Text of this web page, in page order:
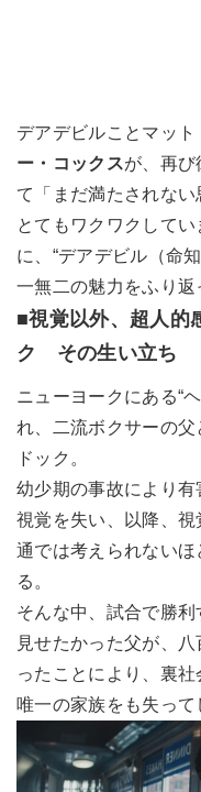
デアデビルことマッ
ー・コックスが、再び
て「まだ満たされない
とてもワクワクして
に、“デアデビル（命
一無二の魅力をふり返
■視覚以外、超人的
ク その生い立ち
ニューヨークにある“
れ、二流ボクサーの
ドック。
幼少期の事故により
視覚を失い、以降、
通では考えられない
る。
そんな中、試合で勝
見せたかった父が、
ったことにより、裏
唯一の家族をも失って